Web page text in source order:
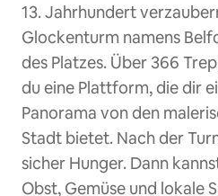
13. Jahrhundert
Glockenturm namens
des Platzes. Über 366
du eine Plattform, die dir
Panorama von den
Stadt bietet. Nach der
sicher Hunger. Dann
Obst, Gemüse und lokale